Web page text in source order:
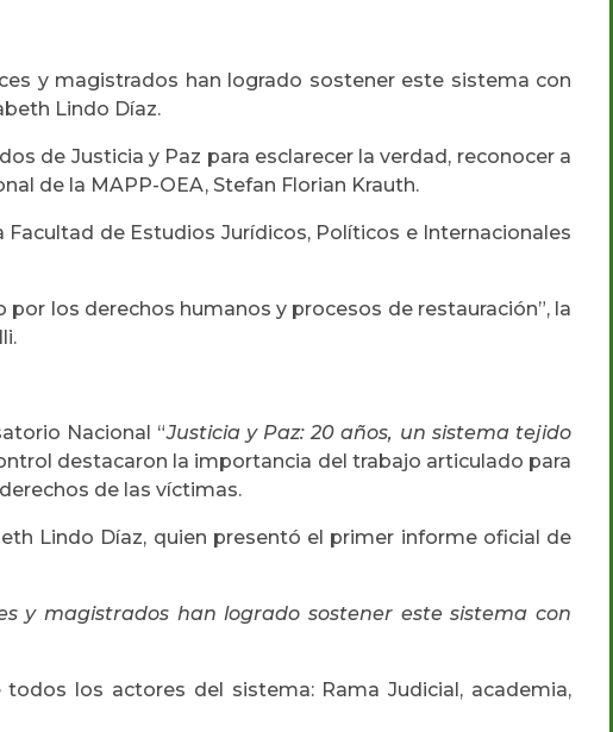
y magistrados han logrado sostener este sistema con
Lindo Díaz.
de Justicia y Paz para esclarecer la verdad, reconocer a
de la MAPP-OEA, Stefan Florian Krauth.
de Estudios Jurídicos, Políticos e Internacionales
los derechos humanos y procesos de restauración”, la
Nacional “Justicia y Paz: 20 años, un sistema tejido
destacaron la importancia del trabajo articulado para
de las víctimas.
Lindo Díaz, quien presentó el primer informe oficial de
y magistrados han logrado sostener este sistema con
los actores del sistema: Rama Judicial, academia,